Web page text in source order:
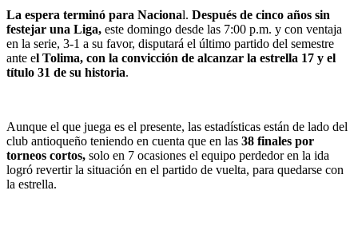
La espera terminó para Nacional. Después de cinco años sin
festejar una Liga, este domingo desde las 7:00 p.m. y con ventaja
en la serie, 3-1 a su favor, disputará el último partido del semestre
ante el Tolima, con la convicción de alcanzar la estrella 17 y el
título 31 de su historia.
Aunque el que juega es el presente, las estadísticas están de lado del
club antioqueño teniendo en cuenta que en las 38 finales por
torneos cortos, solo en 7 ocasiones el equipo perdedor en la ida
logró revertir la situación en el partido de vuelta, para quedarse con
la estrella.